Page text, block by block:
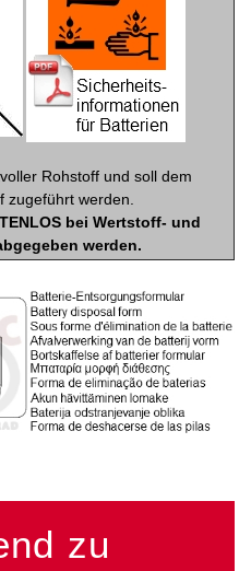
Rohstoff und soll dem
zugeführt werden.
bei Wertstoff- und
werden.
zu